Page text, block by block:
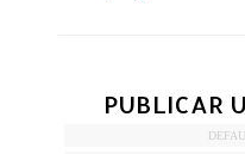
PUBLICAR